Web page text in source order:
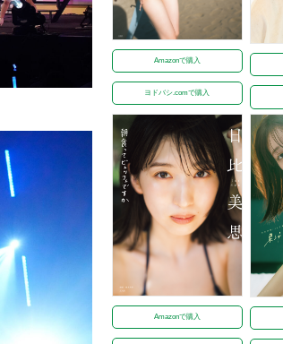
Amazonで購入
ヨドバシ.comで購入
Amazonで購入